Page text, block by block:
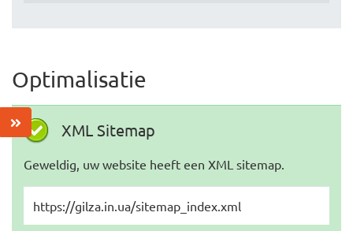
Optimalisatie
XML Sitemap
Geweldig, uw website heeft een XML sitemap.
https://gilza.in.ua/sitemap_index.xml